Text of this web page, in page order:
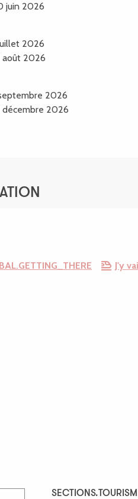
juin 2026
2026
août 2026
septembre 2026
décembre 2026
J'y